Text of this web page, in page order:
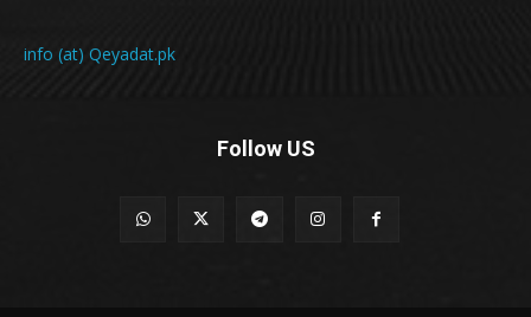
info (at) Qeyadat.pk
Follow US